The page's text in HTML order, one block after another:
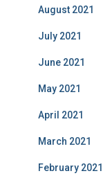
August 2021
July 2021
June 2021
May 2021
April 2021
March 2021
February 2021